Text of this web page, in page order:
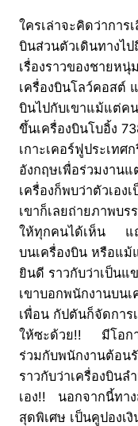
ใครเล่าจะคิดว่าการ
บินส่วนตัวเดินทางไป
เรื่องราวของชายห
เครื่องบินโลว์คอสต์
บินไปกับเขาแม้แต่ค
ขึ้นเครื่องบินโบอิ้ง
เกาะเคอร์ฟูประเทศ
อังกฤษเพื่อร่วมงา
เครื่องก็พบว่าตัวเอง
เขาก็เลยถ่ายภาพบร
ให้ทุกคนได้เห็น แ
บนเครื่องบิน หรือแม้
ยินดี ราวกับว่าเป็นแ
เขาบอกพนักงานบน
เพื่อน กัปตันก็จัดกา
ให้ซะด้วย!! มีโอกา
ร่วมกับพนักงานต้อน
ราวกับว่าเครื่องบินล
เอง!! นอกจากนี้ทา
สุดพิเศษ เป็นคูปองเ